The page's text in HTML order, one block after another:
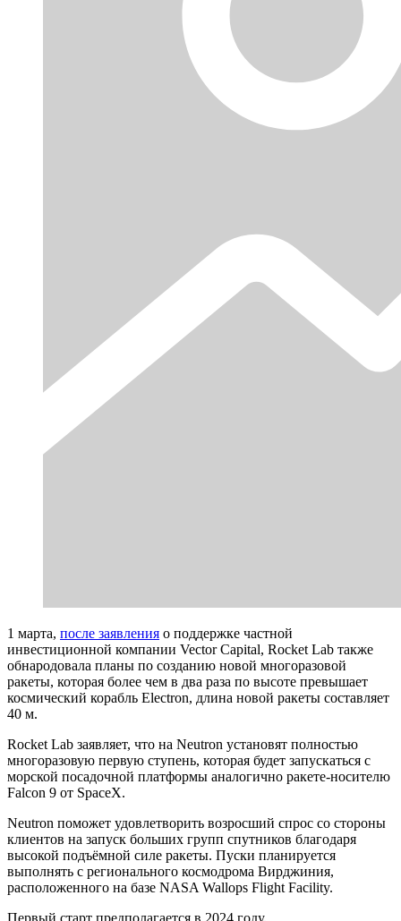
1 марта, после заявления о поддержке частной
инвестиционной компании Vector Capital, Rocket Lab также
обнародовала планы по созданию новой многоразовой
ракеты, которая более чем в два раза по высоте превышает
космический корабль Electron, длина новой ракеты составляет
40 м.
Rocket Lab заявляет, что на Neutron установят полностью
многоразовую первую ступень, которая будет запускаться с
морской посадочной платформы аналогично ракете-носителю
Falcon 9 от SpaceX.
Neutron поможет удовлетворить возросший спрос со стороны
клиентов на запуск больших групп спутников благодаря
высокой подъёмной силе ракеты. Пуски планируется
выполнять с регионального космодрома Вирджиния,
расположенного на базе NASA Wallops Flight Facility.
Первый старт предполагается в 2024 году.